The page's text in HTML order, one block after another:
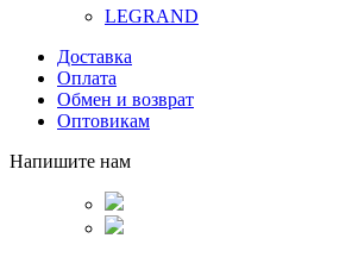
LEGRAND
Доставка
Оплата
Обмен и возврат
Оптовикам
Напишите нам